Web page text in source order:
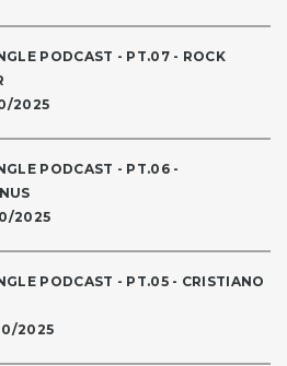
PODCAST - PT.07 - ROCK
2025
PODCAST - PT.06 -
2025
PODCAST - PT.05 - CRISTIANO
2025